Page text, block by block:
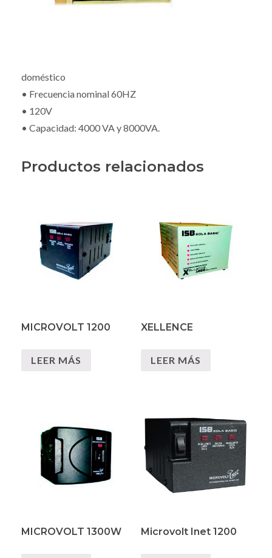
doméstico
• Frecuencia nominal 60HZ
• 120V
• Capacidad: 4000 VA y 8000VA.
Productos relacionados
MICROVOLT 1200
LEER MÁS
XELLENCE
LEER MÁS
MICROVOLT 1300W Microvolt Inet 1200